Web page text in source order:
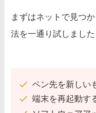
まずはネットで見つ
法を一通り試しました
ペン先を新しい
端末を再起動す